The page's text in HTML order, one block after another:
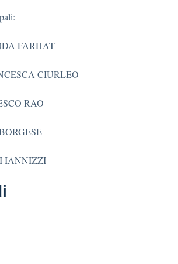
FARHAT
CIURLEO
RAO
IANNIZZI